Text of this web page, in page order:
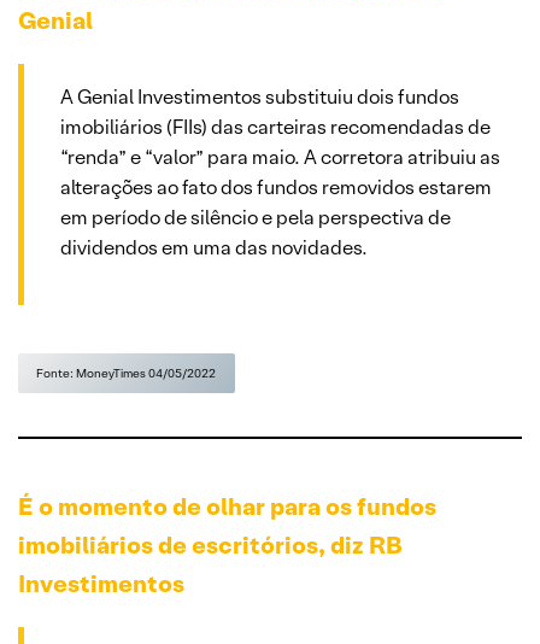
Genial
A Genial Investimentos substituiu dois fundos
imobiliários (FIIs) das carteiras recomendadas de
“renda” e “valor” para maio. A corretora atribuiu as
alterações ao fato dos fundos removidos estarem
em período de silêncio e pela perspectiva de
dividendos em uma das novidades.
Fonte: MoneyTimes 04/05/2022
Éo momento de olhar para os fundos
imobiliários de escritórios, diz RB
Investimentos